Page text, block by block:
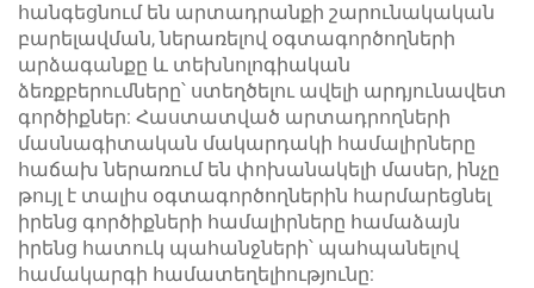
հանգեցնում են արտադրանքի շարունակական
բարելավման, ներառելով օգտագործողների
արձագանքը և տեխնոլոգիական
ձեռքբերումները՝ ստեղծելու ավելի արդյունավետ
գործիքներ: Հաստատված արտադրողների
մասնագիտական մակարդակի համալիրները
հաճախ ներառում են փոխանակելի մասեր, ինչը
թույլ է տալիս օգտագործողներին հարմարեցնել
իրենց գործիքների համալիրները համաձայն
իրենց հատուկ պահանջների՝ պահպանելով
համակարգի համատեղելիությունը: